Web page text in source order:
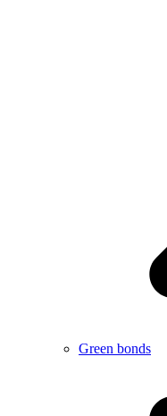
Green bonds